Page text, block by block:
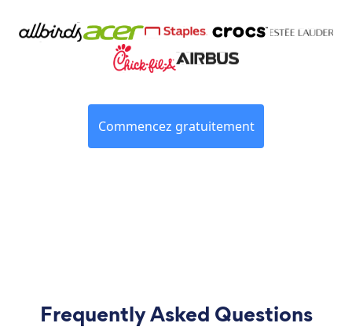
Commencez gratuitement
Frequently Asked Questions